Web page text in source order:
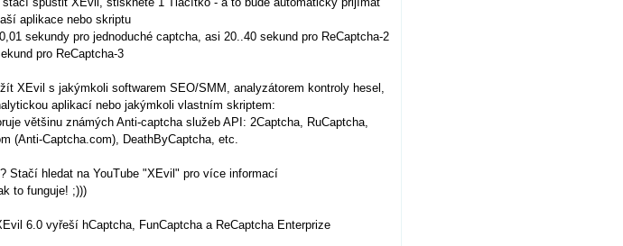
aplikace nebo skriptu
sekundy pro jednoduché captcha, asi 20..40 sekund pro ReCaptcha-2
pro ReCaptcha-3
XEvil s jakýmkoli softwarem SEO/SMM, analyzátorem kontroly hesel,
aplikací nebo jakýmkoli vlastním skriptem:
většinu známých Anti-captcha služeb API: 2Captcha, RuCaptcha,
(Anti-Captcha.com), DeathByCaptcha, etc.
Stačí hledat na YouTube "XEvil" pro více informací
to funguje! ;)))
6.0 vyřeší hCaptcha, FunCaptcha a ReCaptcha Enterprize